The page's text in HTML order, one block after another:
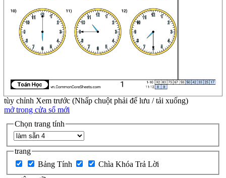
tùy chỉnh Xem trước (Nhấp chuột phải để lưu / tải xuống)
mở trong cửa sổ mới
Chọn trang tính
trang
Bảng Tính
Chìa Khóa Trả Lời